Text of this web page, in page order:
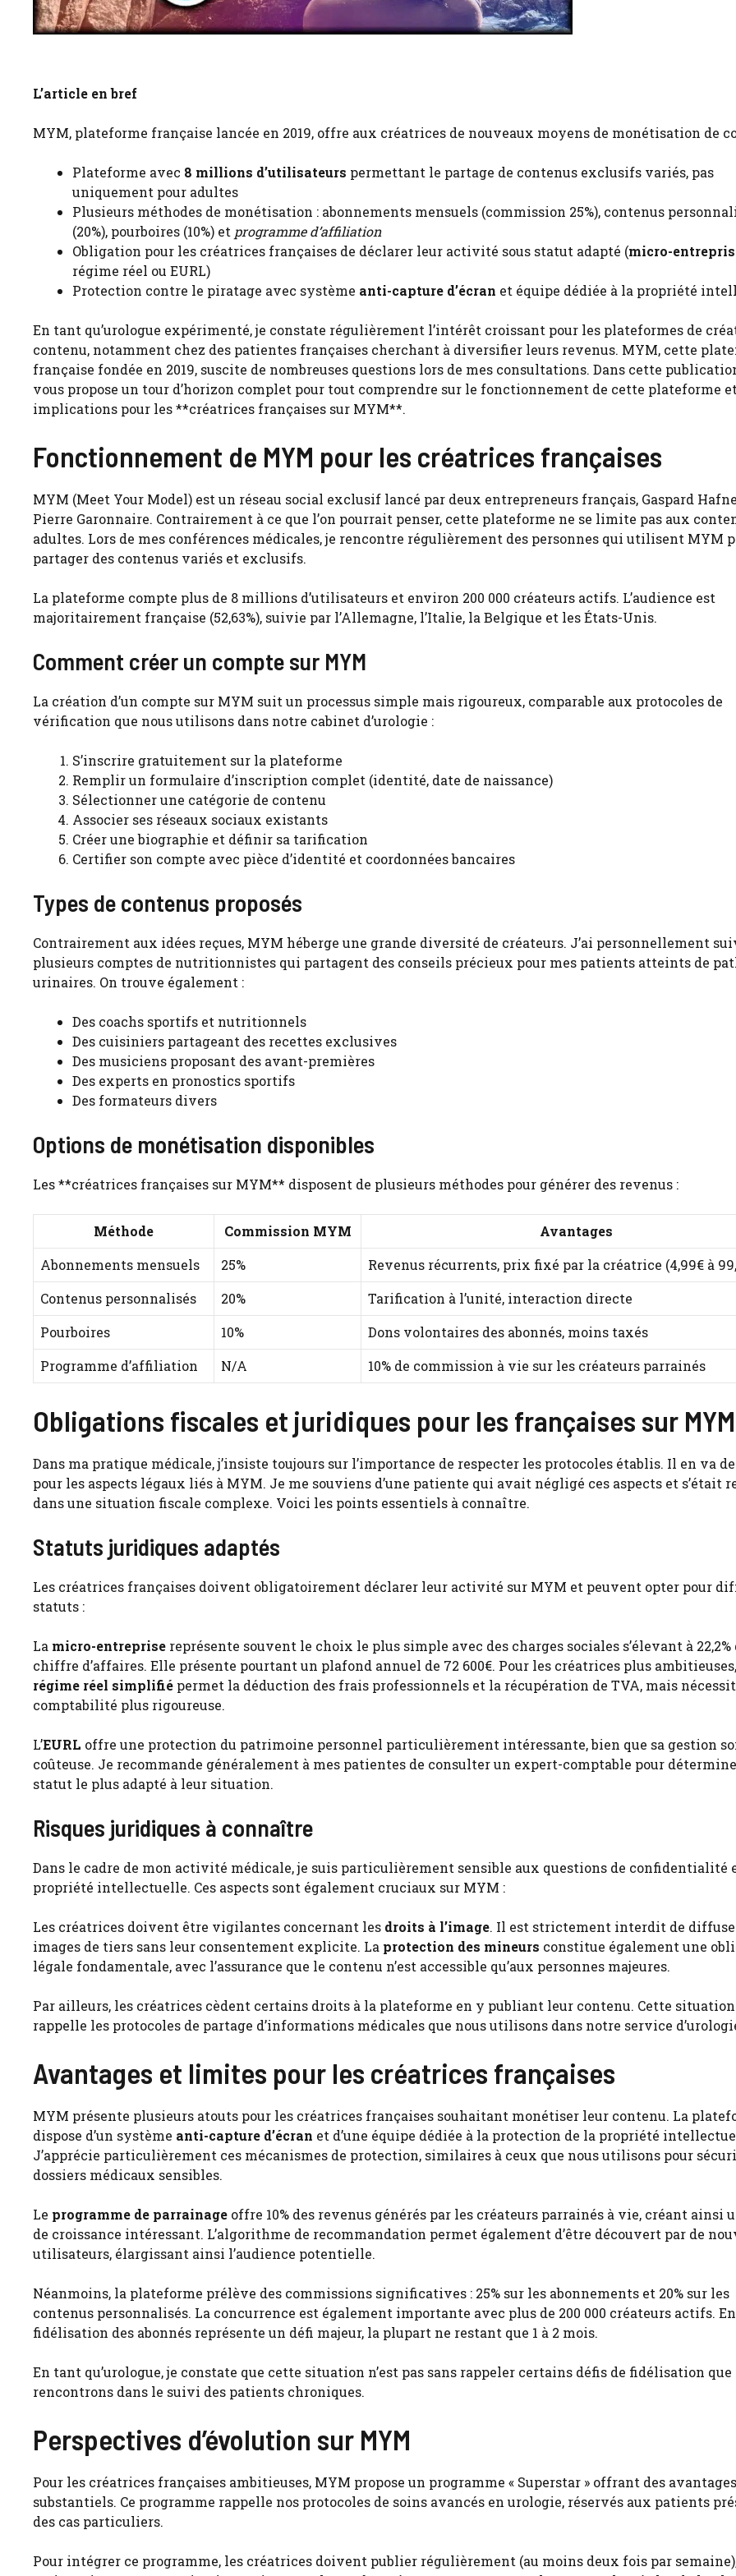
L’article en bref
MYM, plateforme française lancée en 2019, offre aux créatrices de nouveaux moyens de monétisation de
Plateforme avec 8 millions d’utilisateurs permettant le partage de contenus exclusifs variés, pas
uniquement pour adultes
Plusieurs méthodes de monétisation : abonnements mensuels (commission 25%), contenus
(20%), pourboires (10%) et programme d’affiliation
Obligation pour les créatrices françaises de déclarer leur activité sous statut adapté (micro-
régime réel ou EURL)
Protection contre le piratage avec système anti-capture d’écran et équipe dédiée à la propriété
En tant qu’urologue expérimenté, je constate régulièrement l’intérêt croissant pour les plateformes de
contenu, notamment chez des patientes françaises cherchant à diversifier leurs revenus. MYM, cette
française fondée en 2019, suscite de nombreuses questions lors de mes consultations. Dans cette
vous propose un tour d’horizon complet pour tout comprendre sur le fonctionnement de cette plateforme
implications pour les **créatrices françaises sur MYM**.
Fonctionnement de MYM pour les créatrices françaises
MYM (Meet Your Model) est un réseau social exclusif lancé par deux entrepreneurs français, Gaspard
Pierre Garonnaire. Contrairement à ce que l’on pourrait penser, cette plateforme ne se limite pas aux
adultes. Lors de mes conférences médicales, je rencontre régulièrement des personnes qui utilisent MYM
partager des contenus variés et exclusifs.
La plateforme compte plus de 8 millions d’utilisateurs et environ 200 000 créateurs actifs. L’audience est
majoritairement française (52,63%), suivie par l’Allemagne, l’Italie, la Belgique et les États-Unis.
Comment créer un compte sur MYM
La création d’un compte sur MYM suit un processus simple mais rigoureux, comparable aux protocoles de
vérification que nous utilisons dans notre cabinet d’urologie :
S’inscrire gratuitement sur la plateforme
Remplir un formulaire d’inscription complet (identité, date de naissance)
Sélectionner une catégorie de contenu
Associer ses réseaux sociaux existants
Créer une biographie et définir sa tarification
Certifier son compte avec pièce d’identité et coordonnées bancaires
Types de contenus proposés
Contrairement aux idées reçues, MYM héberge une grande diversité de créateurs. J’ai personnellement
plusieurs comptes de nutritionnistes qui partagent des conseils précieux pour mes patients atteints de
urinaires. On trouve également :
Des coachs sportifs et nutritionnels
Des cuisiniers partageant des recettes exclusives
Des musiciens proposant des avant-premières
Des experts en pronostics sportifs
Des formateurs divers
Options de monétisation disponibles
Les **créatrices françaises sur MYM** disposent de plusieurs méthodes pour générer des revenus :
Méthode Commission MYM
Avantages
Abonnements mensuels
25%
Revenus récurrents, prix fixé par la créatrice (4,99€ à
Contenus personnalisés
20%
Tarification à l’unité, interaction directe
Pourboires
10%
Dons volontaires des abonnés, moins taxés
Programme d’affiliation
N/A 10% de commission à vie sur les créateurs parrainés
Obligations fiscales et juridiques pour les françaises sur MYM
Dans ma pratique médicale, j’insiste toujours sur l’importance de respecter les protocoles établis. Il en va
pour les aspects légaux liés à MYM. Je me souviens d’une patiente qui avait négligé ces aspects et s’était
dans une situation fiscale complexe. Voici les points essentiels à connaître.
Statuts juridiques adaptés
Les créatrices françaises doivent obligatoirement déclarer leur activité sur MYM et peuvent opter pour
statuts :
La micro-entreprise représente souvent le choix le plus simple avec des charges sociales s’élevant à 22,2%
chiffre d’affaires. Elle présente pourtant un plafond annuel de 72 600€. Pour les créatrices plus
régime réel simplifié permet la déduction des frais professionnels et la récupération de TVA, mais
comptabilité plus rigoureuse.
L’EURL offre une protection du patrimoine personnel particulièrement intéressante, bien que sa gestion
coûteuse. Je recommande généralement à mes patientes de consulter un expert-comptable pour
statut le plus adapté à leur situation.
Risques juridiques à connaître
Dans le cadre de mon activité médicale, je suis particulièrement sensible aux questions de confidentialité
propriété intellectuelle. Ces aspects sont également cruciaux sur MYM :
Les créatrices doivent être vigilantes concernant les droits à l’image. Il est strictement interdit de
images de tiers sans leur consentement explicite. La protection des mineurs constitue également une
légale fondamentale, avec l’assurance que le contenu n’est accessible qu’aux personnes majeures.
Par ailleurs, les créatrices cèdent certains droits à la plateforme en y publiant leur contenu. Cette situation
rappelle les protocoles de partage d’informations médicales que nous utilisons dans notre service
Avantages et limites pour les créatrices françaises
MYM présente plusieurs atouts pour les créatrices françaises souhaitant monétiser leur contenu. La
dispose d’un système anti-capture d’écran et d’une équipe dédiée à la protection de la propriété
J’apprécie particulièrement ces mécanismes de protection, similaires à ceux que nous utilisons pour
dossiers médicaux sensibles.
Le programme de parrainage offre 10% des revenus générés par les créateurs parrainés à vie, créant ainsi
de croissance intéressant. L’algorithme de recommandation permet également d’être découvert par de
utilisateurs, élargissant ainsi l’audience potentielle.
Néanmoins, la plateforme prélève des commissions significatives : 25% sur les abonnements et 20% sur les
contenus personnalisés. La concurrence est également importante avec plus de 200 000 créateurs actifs.
fidélisation des abonnés représente un défi majeur, la plupart ne restant que 1 à 2 mois.
En tant qu’urologue, je constate que cette situation n’est pas sans rappeler certains défis de fidélisation que
rencontrons dans le suivi des patients chroniques.
Perspectives d’évolution sur MYM
Pour les créatrices françaises ambitieuses, MYM propose un programme « Superstar » offrant des avantages
substantiels. Ce programme rappelle nos protocoles de soins avancés en urologie, réservés aux patients
des cas particuliers.
Pour intégrer ce programme, les créatrices doivent publier régulièrement (au moins deux fois par